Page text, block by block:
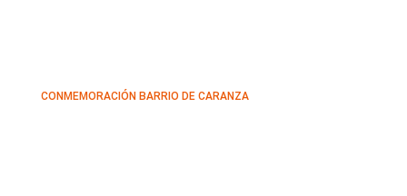
CONMEMORACIÓN BARRIO DE CARANZA